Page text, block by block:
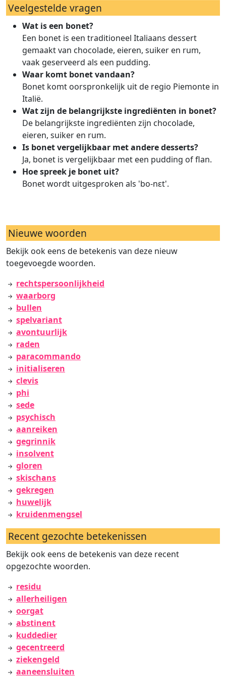
Veelgestelde vragen
Wat is een bonet?
Een bonet is een traditioneel Italiaans dessert
gemaakt van chocolade, eieren, suiker en rum,
vaak geserveerd als een pudding.
Waar komt bonet vandaan?
Bonet komt oorspronkelijk uit de regio Piemonte in
Italië.
Wat zijn de belangrijkste ingrediënten in bonet?
De belangrijkste ingrediënten zijn chocolade,
eieren, suiker en rum.
Is bonet vergelijkbaar met andere desserts?
Ja, bonet is vergelijkbaar met een pudding of flan.
Hoe spreek je bonet uit?
Bonet wordt uitgesproken als 'bo-nɛt'.
Nieuwe woorden
Bekijk ook eens de betekenis van deze nieuw
toegevoegde woorden.
rechtspersoonlijkheid
waarborg
bullen
spelvariant
avontuurlijk
raden
paracommando
initialiseren
clevis
phi
sede
psychisch
aanreiken
gegrinnik
insolvent
gloren
skischans
gekregen
huwelijk
kruidenmengsel
Recent gezochte betekenissen
Bekijk ook eens de betekenis van deze recent
opgezochte woorden.
residu
allerheiligen
oorgat
abstinent
kuddedier
gecentreerd
ziekengeld
aaneensluiten